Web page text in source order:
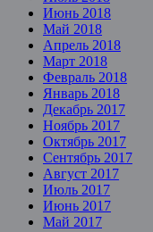
Июнь 2018
Май 2018
Апрель 2018
Март 2018
Февраль 2018
Январь 2018
Декабрь 2017
Ноябрь 2017
Октябрь 2017
Сентябрь 2017
Август 2017
Июль 2017
Июнь 2017
Май 2017